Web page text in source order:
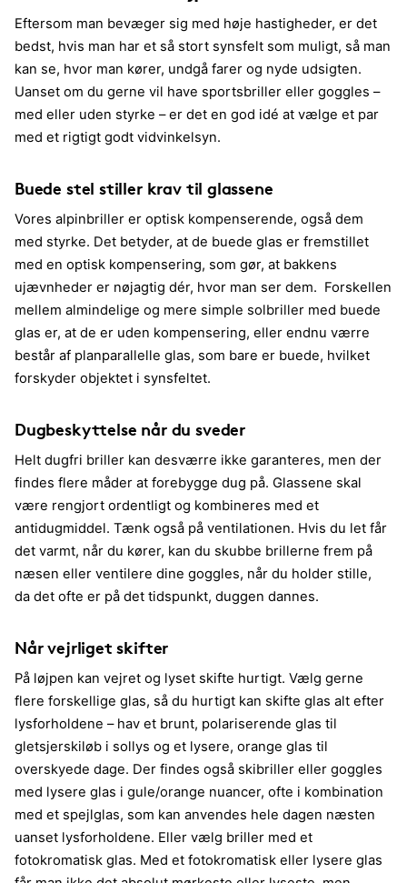
Eftersom man bevæger sig med høje hastigheder, er det
bedst, hvis man har et så stort synsfelt som muligt, så man
kan se, hvor man kører, undgå farer og nyde udsigten.
Uanset om du gerne vil have sportsbriller eller goggles –
med eller uden styrke – er det en god idé at vælge et par
med et rigtigt godt vidvinkelsyn.
Buede stel stiller krav til glassene
Vores alpinbriller er optisk kompenserende, også dem
med styrke. Det betyder, at de buede glas er fremstillet
med en optisk kompensering, som gør, at bakkens
ujævnheder er nøjagtig dér, hvor man ser dem. Forskellen
mellem almindelige og mere simple solbriller med buede
glas er, at de er uden kompensering, eller endnu værre
består af planparallelle glas, som bare er buede, hvilket
forskyder objektet i synsfeltet.
Dugbeskyttelse når du sveder
Helt dugfri briller kan desværre ikke garanteres, men der
findes flere måder at forebygge dug på. Glassene skal
være rengjort ordentligt og kombineres med et
antidugmiddel. Tænk også på ventilationen. Hvis du let får
det varmt, når du kører, kan du skubbe brillerne frem på
næsen eller ventilere dine goggles, når du holder stille,
da det ofte er på det tidspunkt, duggen dannes.
Når vejrliget skifter
På løjpen kan vejret og lyset skifte hurtigt. Vælg gerne
flere forskellige glas, så du hurtigt kan skifte glas alt efter
lysforholdene – hav et brunt, polariserende glas til
gletsjerskiløb i sollys og et lysere, orange glas til
overskyede dage. Der findes også skibriller eller goggles
med lysere glas i gule/orange nuancer, ofte i kombination
med et spejlglas, som kan anvendes hele dagen næsten
uanset lysforholdene. Eller vælg briller med et
fotokromatisk glas. Med et fotokromatisk eller lysere glas